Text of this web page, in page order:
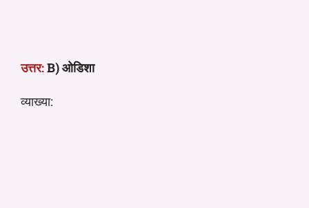
उत्तर:B) ओडिशा
व्याख्या: